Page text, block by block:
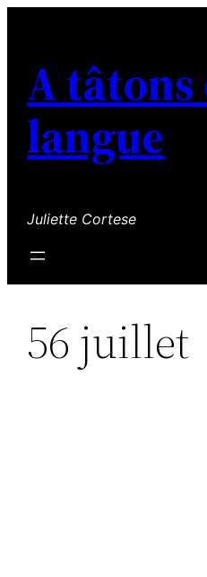
contenu
A tâtons
langue
Juliette Cortese
56 juillet